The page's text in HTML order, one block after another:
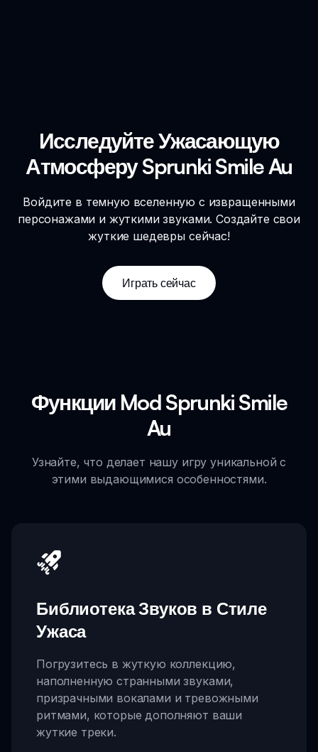
Исследуйте Ужасающую
Атмосферу Sprunki Smile Au
Войдите в темную вселенную с извращенными
персонажами и жуткими звуками. Создайте свои
жуткие шедевры сейчас!
Играть сейчас
Функции Mod Sprunki Smile
Au
Узнайте, что делает нашу игру уникальной с
этими выдающимися особенностями.
Библиотека Звуков в Стиле
Ужаса
Погрузитесь в жуткую коллекцию,
наполненную странными звуками,
призрачными вокалами и тревожными
ритмами, которые дополняют ваши
жуткие треки.